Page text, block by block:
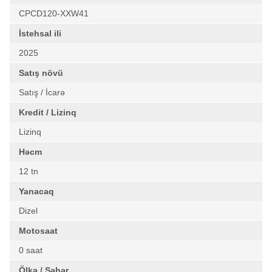
CPCD120-XXW41
İstehsal ili
2025
Satış növü
Satış / İcarə
Kredit / Lizinq
Lizinq
Həcm
12 tn
Yanacaq
Dizel
Motosaat
0 saat